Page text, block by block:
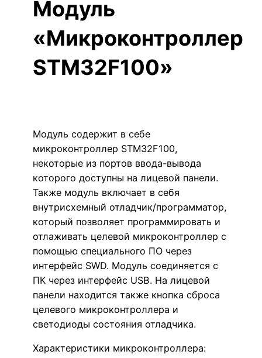
Модуль
«Микроконтроллер
STM32F100»
Модуль содержит в себе
микроконтроллер STM32F100,
некоторые из портов ввода-вывода
которого доступны на лицевой панели.
Также модуль включает в себя
внутрисхемный отладчик/программатор,
который позволяет программировать и
отлаживать целевой микроконтроллер с
помощью специального ПО через
интерфейс SWD. Модуль соединяется с
ПК через интерфейс USB. На лицевой
панели находится также кнопка сброса
целевого микроконтроллера и
светодиоды состояния отладчика.
Характеристики микроконтроллера: